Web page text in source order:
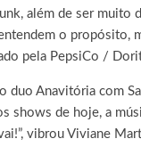
além de ser muito
o
pela PepsiCo /
Anavitória com
de hoje, a
vibrou Viviane